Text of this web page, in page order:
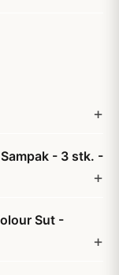
- 3 stk. -
Sut -